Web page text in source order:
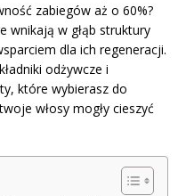
zabiegów aż o 60%?
wnikają w głąb struktury
dla ich regeneracji.
odżywcze i
które wybierasz do
włosy mogły cieszyć